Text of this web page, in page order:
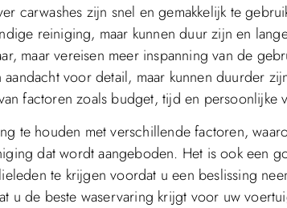
carwashes zijn snel en gemakkelijk te
reiniging, maar kunnen duur zijn en
maar vereisen meer inspanning van de
voor detail, maar kunnen duurder
factoren zoals budget, tijd en persoonlijke
te houden met verschillende factoren,
dat wordt aangeboden. Het is ook een
te krijgen voordat u een beslissing
u de beste waservaring krijgt voor uw